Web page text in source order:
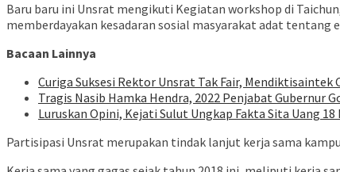
Baru baru ini Unsrat mengikuti Kegiatan workshop di
memberdayakan kesadaran sosial masyarakat adat tentang
Bacaan Lainnya
Curiga Suksesi Rektor Unsrat Tak Fair,
Tragis Nasib Hamka Hendra, 2022 Penjabat Gubernur
Luruskan Opini, Kejati Sulut Ungkap Fakta Sita Uang 18
Partisipasi Unsrat merupakan tindak lanjut kerja sama